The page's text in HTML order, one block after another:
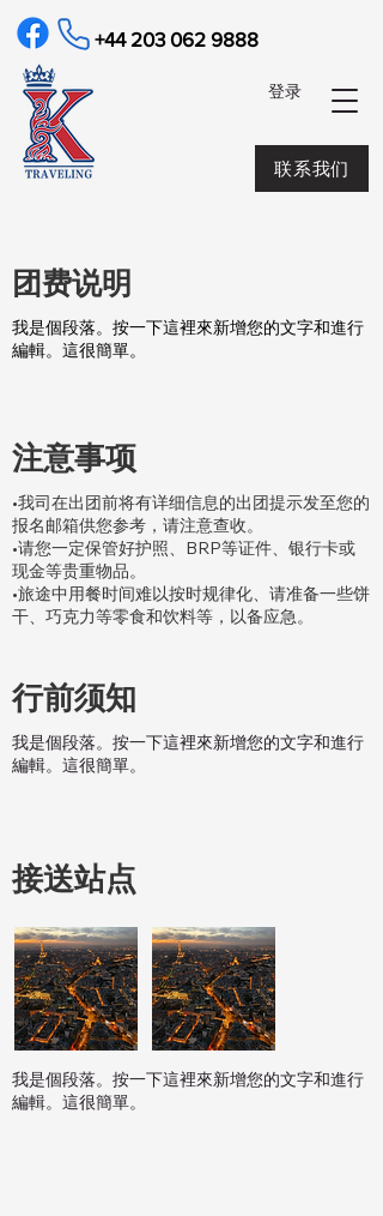
+44 203 062 9888
​登录
联系我们
​团费说明
我是個段落。按一下這裡來新增您的文字和進行
編輯。這很簡單。
注意事项
•我司在出团前将有详细信息的出团提示发至您的
报名邮箱供您参考，请注意查收。
•请您一定保管好护照、BRP等证件、银行卡或
现金等贵重物品。
•旅途中用餐时间难以按时规律化、请准备一些饼
干、巧克力等零食和饮料等，以备应急。
行前须知
我是個段落。按一下這裡來新增您的文字和進行
編輯。這很簡單。
接送站点
我是個段落。按一下這裡來新增您的文字和進行
編輯。這很簡單。